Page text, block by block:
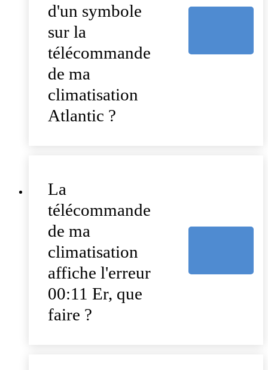
d'un symbole
sur la
télécommande
de ma
climatisation
Atlantic ?
La
télécommande
de ma
climatisation
affiche l'erreur
00:11 Er, que
faire ?